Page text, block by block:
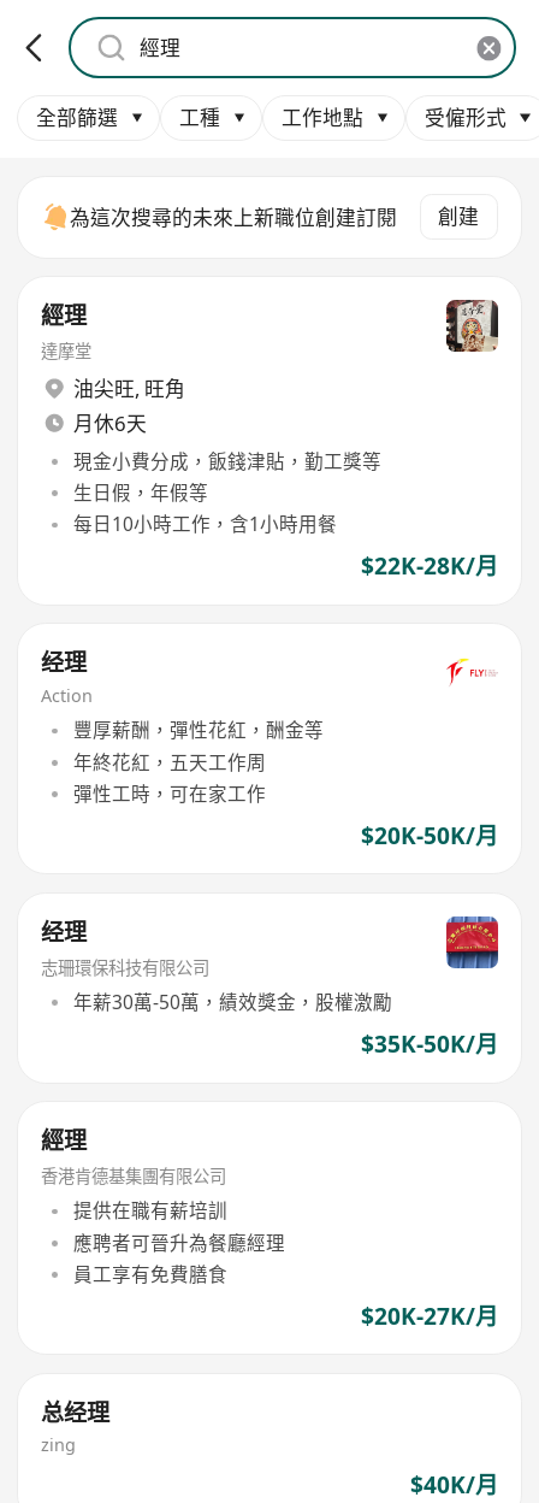
全部篩選 工種 工作地點 受僱形式
為這次搜尋的未來上新職位創建訂閱 創建
經理
達摩堂
油尖旺, 旺角
月休6天
現金小費分成，飯錢津貼，勤工獎等
生日假，年假等
每日10小時工作，含1小時用餐
$22K-28K/月
经理
Action
豐厚薪酬，彈性花紅，酬金等
年終花紅，五天工作周
彈性工時，可在家工作
$20K-50K/月
经理
志珊環保科技有限公司
年薪30萬-50萬，績效獎金，股權激勵
$35K-50K/月
經理
香港肯德基集團有限公司
提供在職有薪培訓
應聘者可晉升為餐廳經理
員工享有免費膳食
$20K-27K/月
总经理
zing
$40K/月